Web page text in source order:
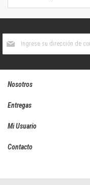
boletín
Nosotros
Entregas
Mi Usuario
Contacto